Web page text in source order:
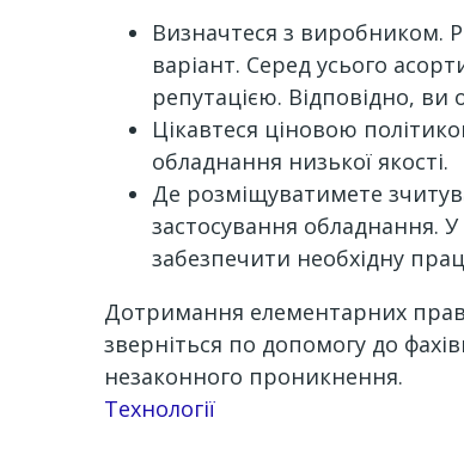
Визначтеся з виробником.
варіант. Серед усього
репутацією. Відповідно,
Цікавтеся ціновою
обладнання низької якості.
Де розміщуватимете
застосування обладнання.
забезпечити необхідну
Дотримання елементарних
зверніться по допомогу до
незаконного проникнення.
Channel
Технології